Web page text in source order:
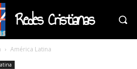
Redes Cristianas
América Latina